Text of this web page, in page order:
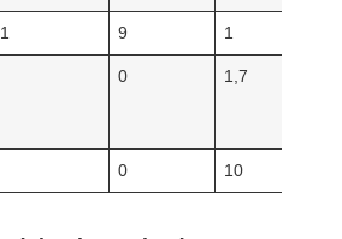
9 1
0 1,7
0 10